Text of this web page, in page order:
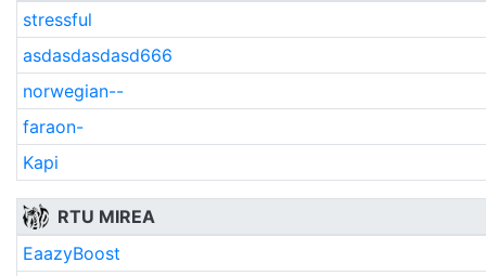
stressful
asdasdasdasd666
norwegian--
faraon-
Kapi
RTU MIREA
EaazyBoost